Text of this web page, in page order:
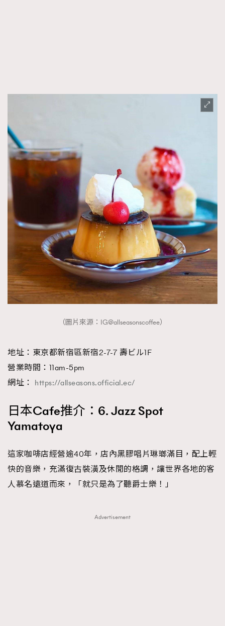
（圖片來源：IG@allseasonscoffee）
地址：東京都新宿區新宿2-7-7 壽ビル1F
營業時間：11am-5pm
網址： https://allseasons.official.ec/
日本Cafe推介：6. Jazz Spot
Yamatoya
這家咖啡店經營逾40年，店內黑膠唱片琳瑯滿目，配上輕
快的音樂，充滿復古裝潢及休閒的格調，讓世界各地的客
人慕名遠道而來，「就只是為了聽爵士樂！」
Advertisement